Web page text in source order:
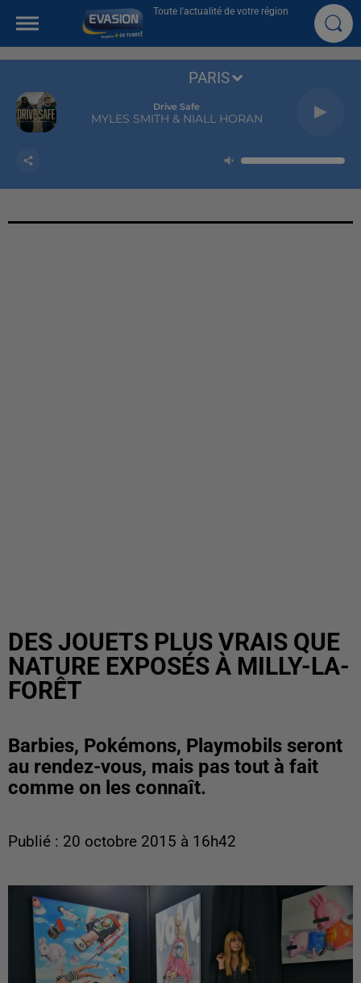
Toute l'actualité de votre région
Drive Safe
MYLES SMITH & NIALL HORAN
PARIS
DES JOUETS PLUS VRAIS QUE
NATURE EXPOSÉS À MILLY-LA-
FORÊT
Barbies, Pokémons, Playmobils seront
au rendez-vous, mais pas tout à fait
comme on les connaît.
Publié : 20 octobre 2015 à 16h42